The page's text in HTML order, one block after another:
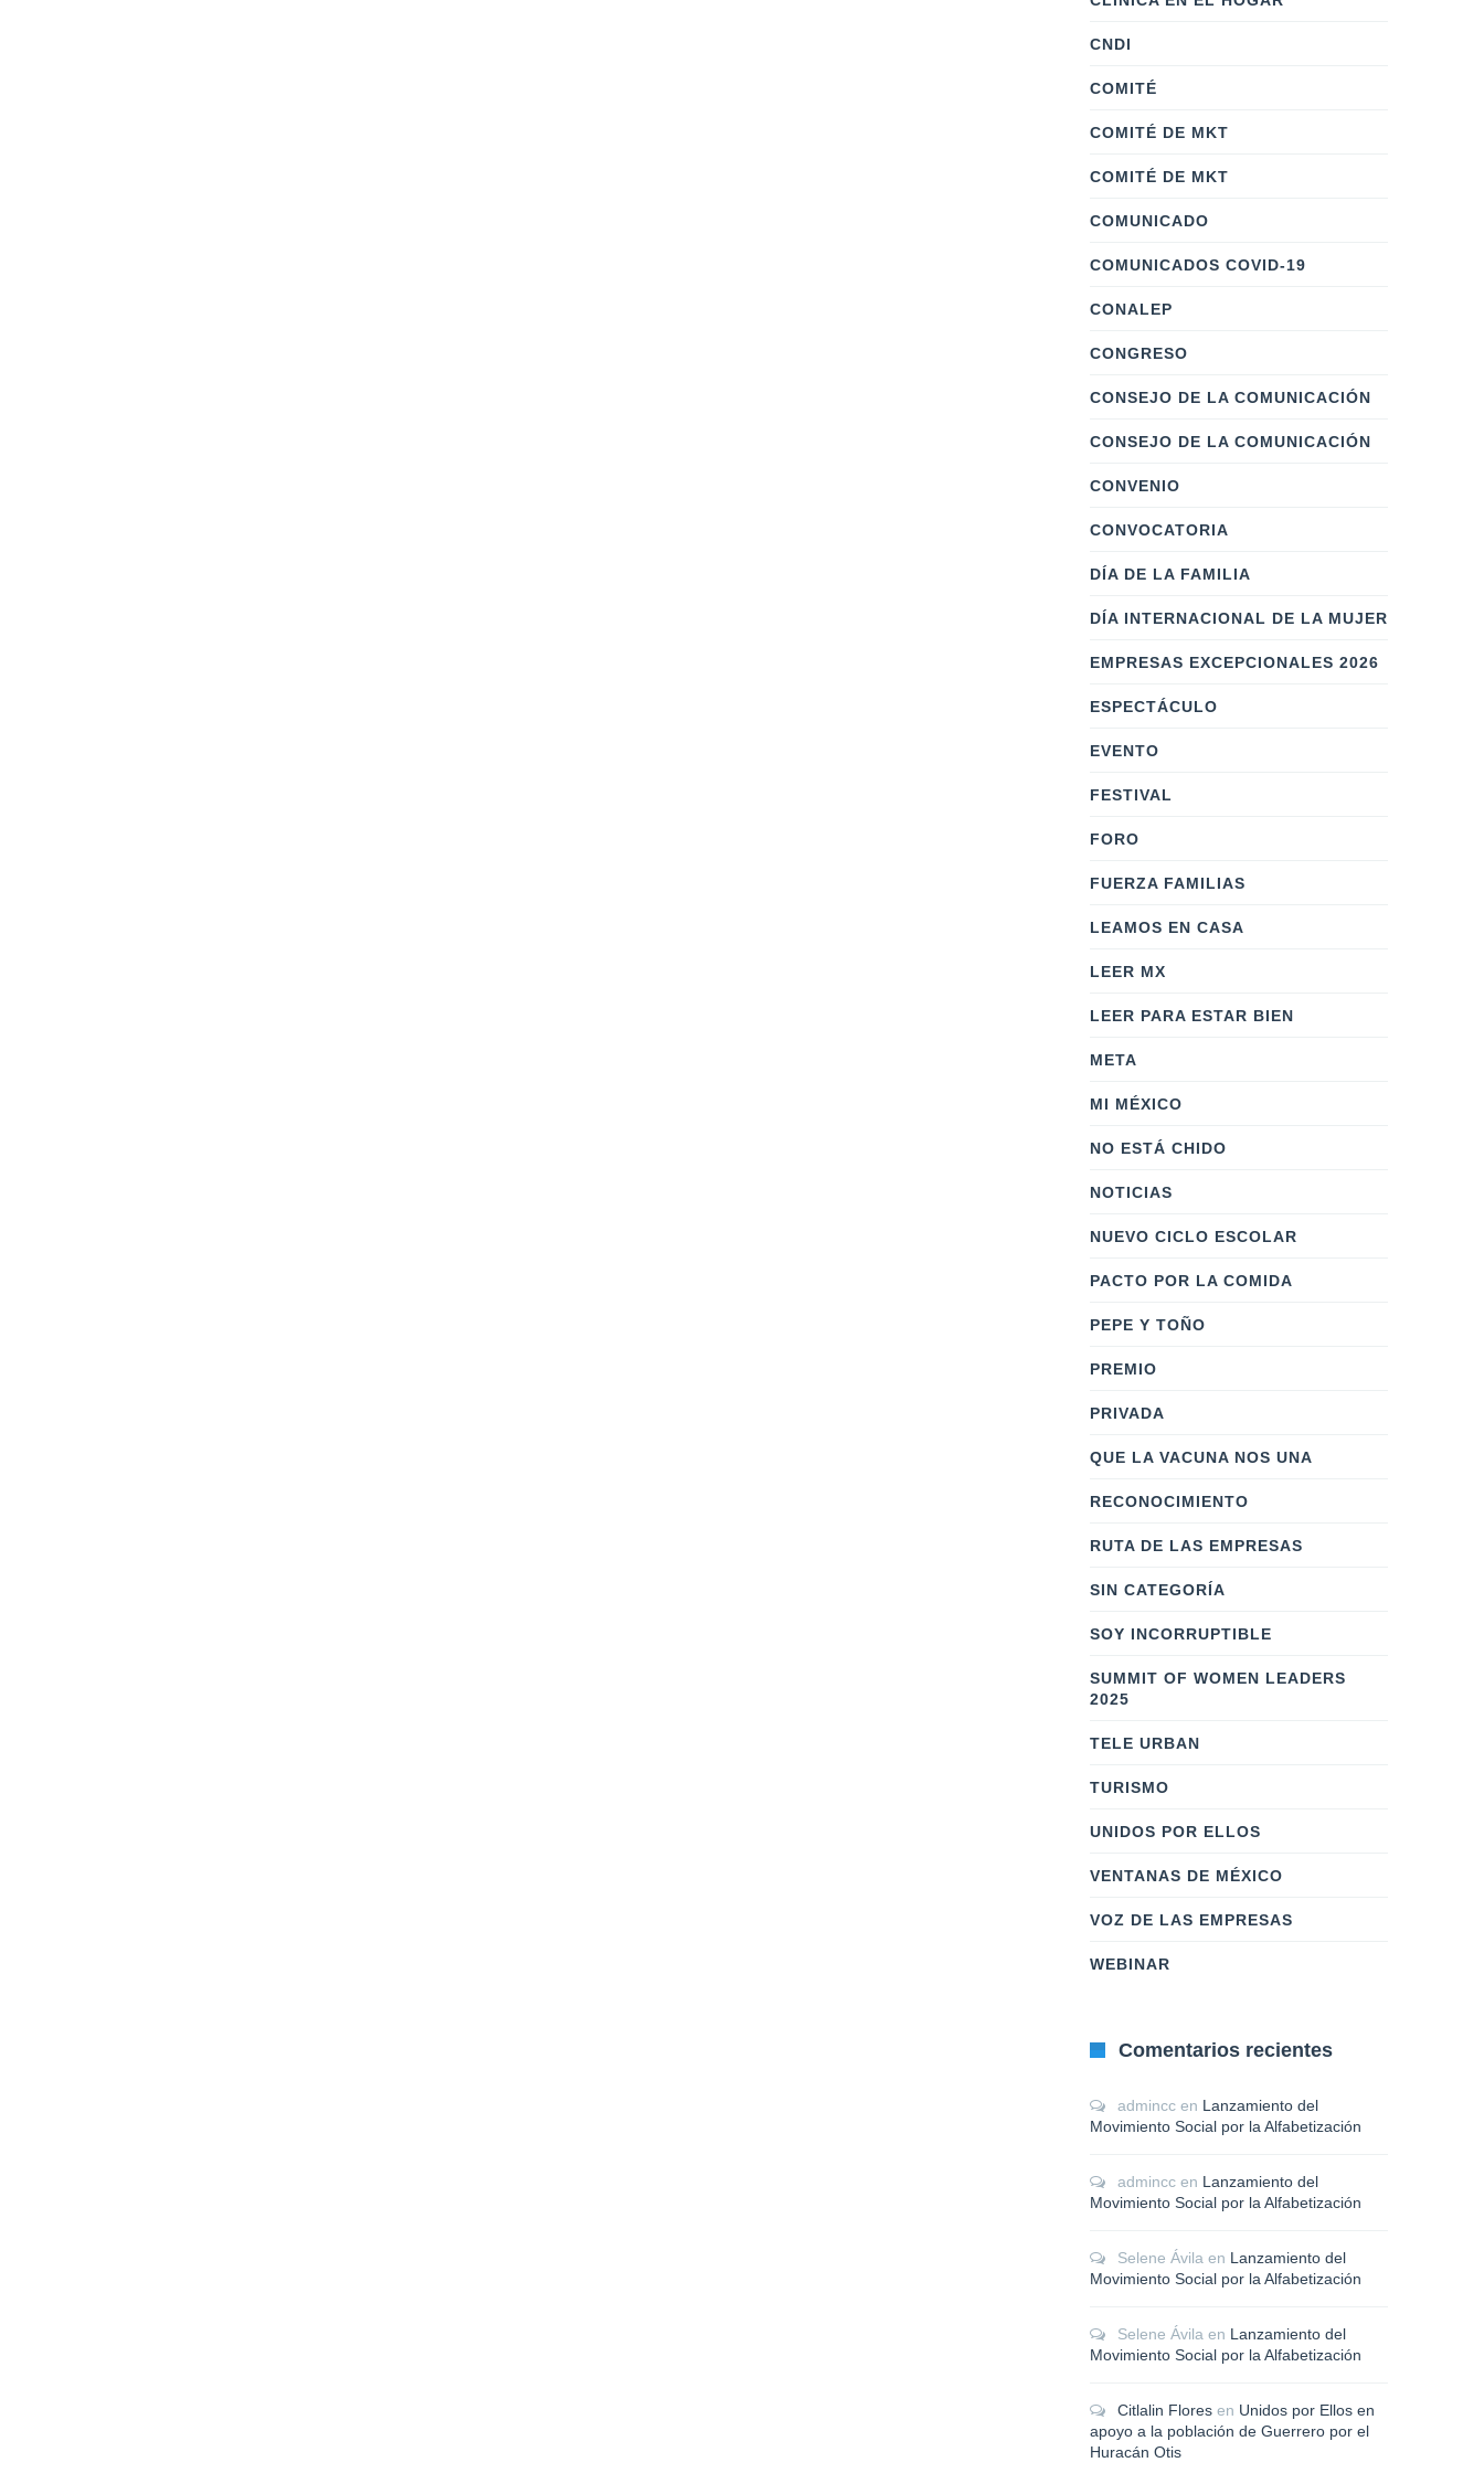
CNDI
COMITÉ
COMITÉ DE MKT
COMITÉ DE MKT
COMUNICADO
COMUNICADOS COVID-19
CONALEP
CONGRESO
CONSEJO DE LA COMUNICACIÓN
CONSEJO DE LA COMUNICACIÓN
CONVENIO
CONVOCATORIA
DÍA DE LA FAMILIA
DÍA INTERNACIONAL DE LA MUJER
EMPRESAS EXCEPCIONALES 2026
ESPECTÁCULO
EVENTO
FESTIVAL
FORO
FUERZA FAMILIAS
LEAMOS EN CASA
LEER MX
LEER PARA ESTAR BIEN
META
MI MÉXICO
NO ESTÁ CHIDO
NOTICIAS
NUEVO CICLO ESCOLAR
PACTO POR LA COMIDA
PEPE Y TOÑO
PREMIO
PRIVADA
QUE LA VACUNA NOS UNA
RECONOCIMIENTO
RUTA DE LAS EMPRESAS
SIN CATEGORÍA
SOY INCORRUPTIBLE
SUMMIT OF WOMEN LEADERS
2025
TELE URBAN
TURISMO
UNIDOS POR ELLOS
VENTANAS DE MÉXICO
VOZ DE LAS EMPRESAS
WEBINAR
Comentarios recientes
admincc en Lanzamiento del
Movimiento Social por la Alfabetización
admincc en Lanzamiento del
Movimiento Social por la Alfabetización
Selene Ávila en Lanzamiento del
Movimiento Social por la Alfabetización
Selene Ávila en Lanzamiento del
Movimiento Social por la Alfabetización
Citlalin Flores en Unidos por Ellos en
apoyo a la población de Guerrero por el
Huracán Otis